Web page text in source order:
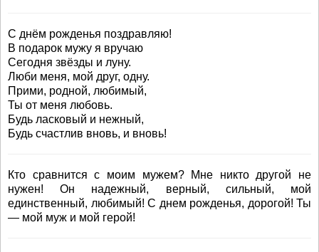
С днём рожденья поздравляю!
В подарок мужу я вручаю
Сегодня звёзды и луну.
Люби меня, мой друг, одну.
Прими, родной, любимый,
Ты от меня любовь.
Будь ласковый и нежный,
Будь счастлив вновь, и вновь!
Кто сравнится с моим мужем? Мне никто другой не
нужен! Он надежный, верный, сильный, мой
единственный, любимый! С днем рожденья, дорогой! Ты
— мой муж и мой герой!